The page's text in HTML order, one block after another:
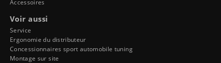
Accessoires
Voir aussi
Service
Ergonomie du distributeur
Concessionnaires sport automobile tuning
Montage sur site